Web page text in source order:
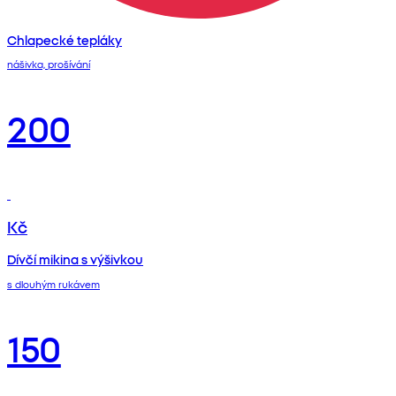
Chlapecké tepláky
nášivka, prošívání
200
Kč
Dívčí mikina s výšivkou
s dlouhým rukávem
150